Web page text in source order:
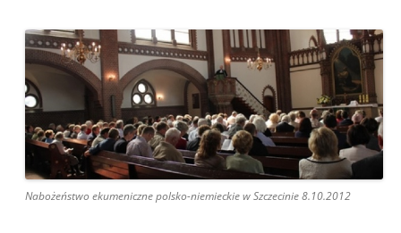
Nabożeństwo ekumeniczne polsko-niemieckie w Szczecinie 8.10.2012